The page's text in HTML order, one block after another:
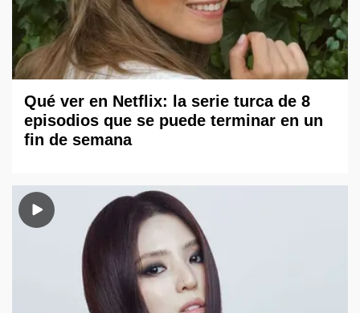
Qué ver en Netflix: la serie turca de 8
episodios que se puede terminar en un
fin de semana